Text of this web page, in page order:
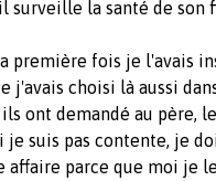
surveille la santé de son
première fois je l'avais
j'avais choisi là aussi
ont demandé au père,
suis pas contente, je
parce que moi je